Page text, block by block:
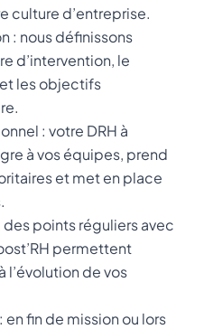
culture d’entreprise.
: nous définissons
d’intervention, le
les objectifs
: votre DRH à
à vos équipes, prend
et met en place
points réguliers avec
permettent
l’évolution de vos
en fin de mission ou lors